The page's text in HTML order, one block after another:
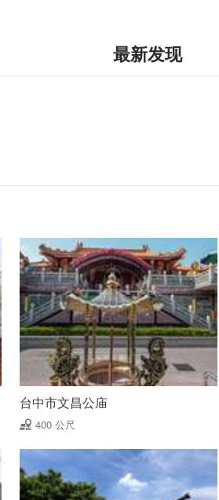
最新发现
台中市文昌公庙
400 公尺